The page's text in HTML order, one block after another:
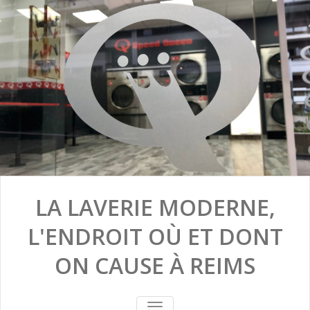
LA LAVERIE MODERNE,
L'ENDROIT OÙ ET DONT
ON CAUSE À REIMS